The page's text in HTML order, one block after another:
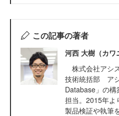
この記事の著者
河西 大樹（カ
株式会社アシ
技術統括部 ア
Database」の
担当。2015年よ
製品検証や執筆